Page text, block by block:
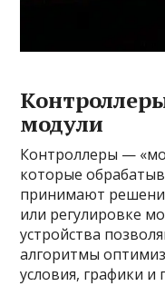
модули
Контроллеры —
которые
принимают
или регулировке
устройства
алгоритмы
условия, графики и